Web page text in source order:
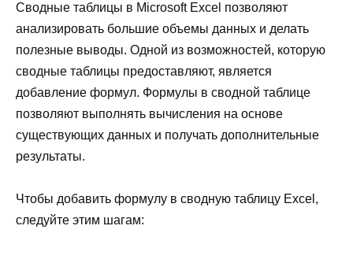
Сводные таблицы в Microsoft Excel позволяют
анализировать большие объемы данных и делать
полезные выводы. Одной из возможностей, которую
сводные таблицы предоставляют, является
добавление формул. Формулы в сводной таблице
позволяют выполнять вычисления на основе
существующих данных и получать дополнительные
результаты.
Чтобы добавить формулу в сводную таблицу Excel,
следуйте этим шагам: